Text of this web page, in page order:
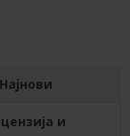
Најнови
и